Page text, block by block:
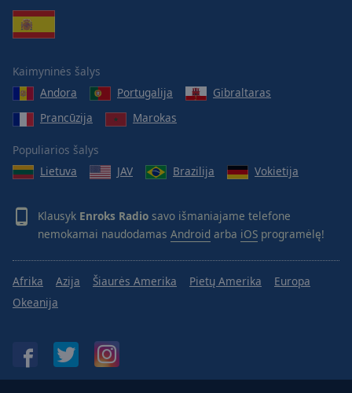
Kaimyninės šalys
Andora
Portugalija
Gibraltaras
Prancūzija
Marokas
Populiarios šalys
Lietuva
JAV Brazilija Vokietija
Klausyk Enroks Radio savo išmaniajame telefone
nemokamai naudodamas Android arba iOS programėlę!
Afrika Azija Šiaurės Amerika Pietų Amerika
Europa
Okeanija